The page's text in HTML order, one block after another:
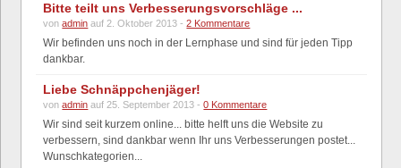
Bitte teilt uns Verbesserungsvorschläge ...
vonadmin auf 2. Oktober 2013 -2 Kommentare
Wir befinden uns noch in der Lernphase und sind für jeden Tipp
dankbar.
Liebe Schnäppchenjäger!
vonadmin auf 25. September 2013 -0 Kommentare
Wir sind seit kurzem online... bitte helft uns die Website zu
verbessern, sind dankbar wenn Ihr uns Verbesserungen postet...
Wunschkategorien...